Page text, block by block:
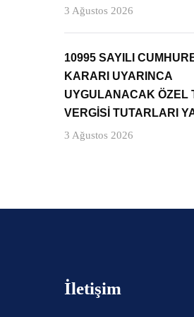
3 Ağustos 2026
10995 SAYILI
KARARI UYARINCA
UYGULANACAK ÖZEL
VERGİSİ TUTARLARI
3 Ağustos 2026
İletişim